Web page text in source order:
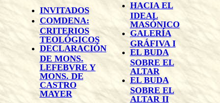
INVITADOS
COMDENA:
CRITERIOS
TEOLÓGICOS
DECLARACIÓN
DE MONS.
LEFEBVRE Y
MONS. DE
CASTRO
MAYER
HACIA EL
IDEAL
MASÓNICO
GALERÍA
GRÁFIVA I
EL BUDA
SOBRE EL
ALTAR
EL BUDA
SOBRE EL
ALTAR II